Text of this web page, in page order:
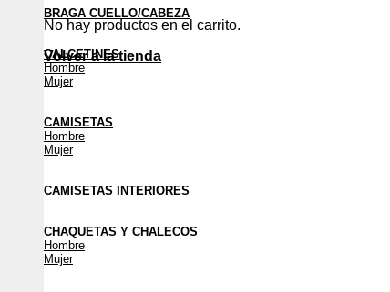
No hay productos en el carrito.
Volver a la tienda
BRAGA CUELLO/CABEZA
CALCETINES
Hombre
Mujer
CAMISETAS
Hombre
Mujer
CAMISETAS INTERIORES
CHAQUETAS Y CHALECOS
Hombre
Mujer